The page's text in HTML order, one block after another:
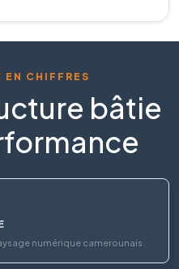
EN CHIFFRES
bâtie
numérique camerounais.